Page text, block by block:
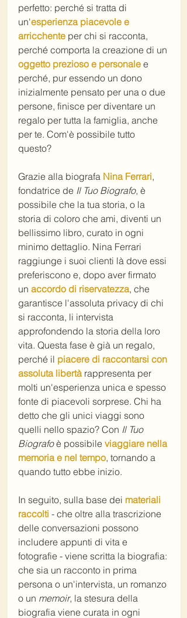
perfetto: perché si tratta di
un'esperienza piacevole e
arricchente per chi si racconta,
perché comporta la creazione di un
oggetto prezioso e personale e
perché, pur essendo un dono
inizialmente pensato per una o due
persone, finisce per diventare un
regalo per tutta la famiglia, anche
per te. Com'è possibile tutto
questo?
Grazie alla biografa Nina Ferrari,
fondatrice de Il Tuo Biografo, è
possibile che la tua storia, o la
storia di coloro che ami, diventi un
bellissimo libro, curato in ogni
minimo dettaglio. Nina Ferrari
raggiunge i suoi clienti là dove essi
preferiscono e, dopo aver firmato
un accordo di riservatezza, che
garantisce l'assoluta privacy di chi
si racconta, li intervista
approfondendo la storia della loro
vita. Questa fase è già un regalo,
perché il piacere di raccontarsi con
assoluta libertà rappresenta per
molti un'esperienza unica e spesso
fonte di piacevoli sorprese. Chi ha
detto che gli unici viaggi sono
quelli nello spazio? Con Il Tuo
Biografo è possibile viaggiare nella
memoria e nel tempo, tornando a
quando tutto ebbe inizio.
In seguito, sulla base dei materiali
raccolti - che oltre alla trascrizione
delle conversazioni possono
includere appunti di vita e
fotografie - viene scritta la biografia:
che sia un racconto in prima
persona o un'intervista, un romanzo
o un memoir, la stesura della
biografia viene curata in ogni